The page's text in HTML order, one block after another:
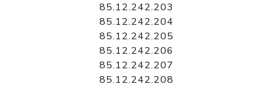
85.12.242.203
85.12.242.204
85.12.242.205
85.12.242.206
85.12.242.207
85.12.242.208